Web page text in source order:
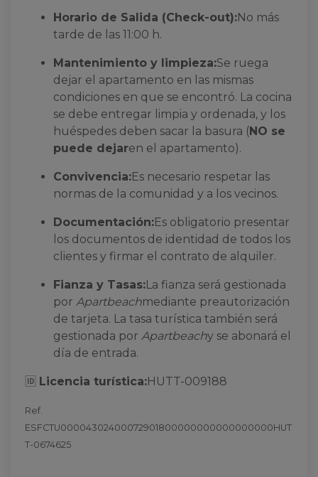
Horario de Salida (Check-out):No más
tarde de las 11:00 h.
Mantenimiento y limpieza:Se ruega
dejar el apartamento en las mismas
condiciones en que se encontró. La cocina
se debe entregar limpia y ordenada, y los
huéspedes deben sacar la basura (NO se
puede dejaren el apartamento).
Convivencia:Es necesario respetar las
normas de la comunidad y a los vecinos.
Documentación:Es obligatorio presentar
los documentos de identidad de todos los
clientes y firmar el contrato de alquiler.
Fianza y Tasas:La fianza será gestionada
por Apartbeachmediante preautorización
de tarjeta. La tasa turística también será
gestionada por Apartbeachy se abonará el
día de entrada.
🆔 Licencia turística:HUTT-009188
Ref.
ESFCTU00004302400072901800000000000000000HUT
T-0674625